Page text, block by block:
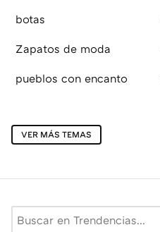
botas
Zapatos de moda
pueblos con encanto
VER MÁS TEMAS